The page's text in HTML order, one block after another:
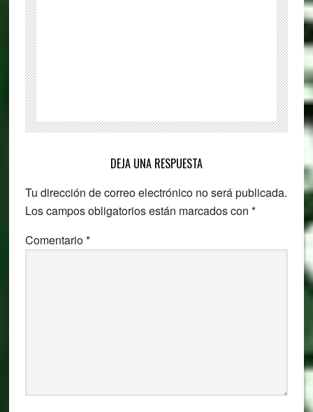
Interactions
DEJA UNA RESPUESTA
Tu dirección de correo electrónico no será publicada.
Los campos obligatorios están marcados con *
Comentario*